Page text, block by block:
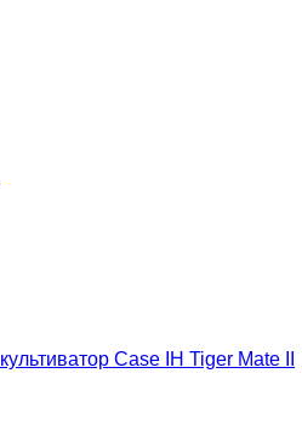
культиватор Case IH Tiger Mate II